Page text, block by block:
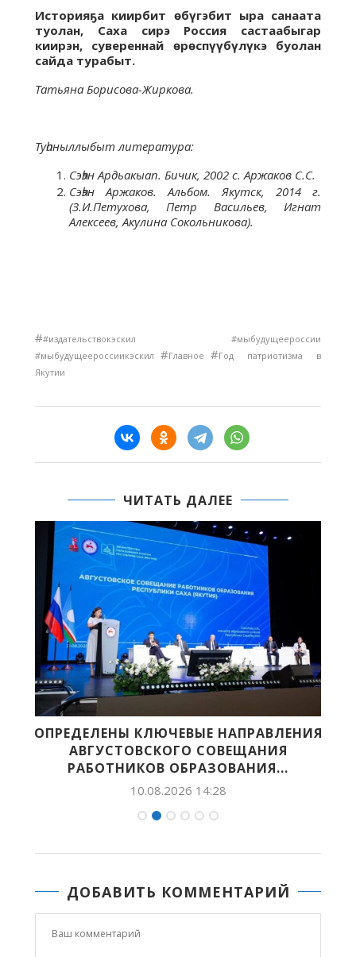
Историяҕа киирбит өбүгэбит ыра санаата
туолан, Саха сирэ Россия састаабыгар
киирэн, сувереннай өрөспүүбүлүкэ буолан
сайда турабыт.
Татьяна Борисова-Жиркова.
Туһаныллыбыт литература:
Сэһэн Ардьакыап. Бичик, 2002 с. Аржаков С.С.
Сэһэн Аржаков. Альбом. Якутск, 2014 г.
(З.И.Петухова, Петр Васильев, Игнат
Алексеев, Акулина Сокольникова).
##издательствокэскил #мыбудущеероссии
#мыбудущеероссиикэскил #Главное #Год патриотизма в
Якутии
ЧИТАТЬ ДАЛЕЕ
ОПРЕДЕЛЕНЫ КЛЮЧЕВЫЕ НАПРАВЛЕНИЯ
АВГУСТОВСКОГО СОВЕЩАНИЯ
РАБОТНИКОВ ОБРАЗОВАНИЯ...
10.08.2026 14:28
ДОБАВИТЬ КОММЕНТАРИЙ